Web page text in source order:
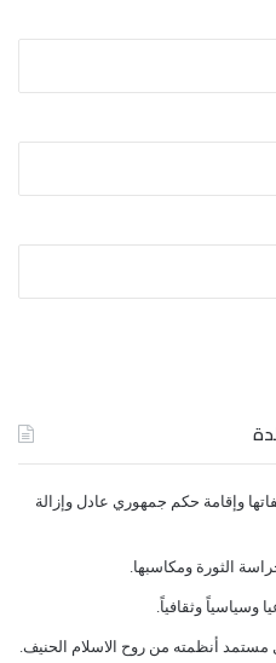
ﻭﺇﻗﺎﻣﺔ ﺣﻜﻢ ﺟﻤﻬﻮﺭﻱ ﻋﺎﺩﻝ ﻭﺇﺯﺍﻟﺔ
ﺍﻟﺜﻮﺭﺓ ﻭﻣﻜﺎﺳﺒﻬﺎ.
ﻭﺳﻴﺎﺳﻴﺎً ﻭﺛﻘﺎﻓﻴﺎً.
ﻣﺴﺘﻤﺪ ﺃﻧﻈﻤﺘﻪ ﻣﻦ ﺭﻭﺡ ﺍﻻﺳﻼﻡ ﺍﻟﺤﻨﻴﻒ.